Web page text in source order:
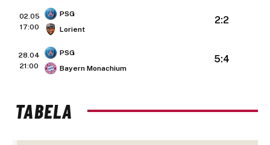
02.05
17:00
PSG
Lorient
2:2
28.04
21:00
PSG
Bayern Monachium
5:4
TABELA